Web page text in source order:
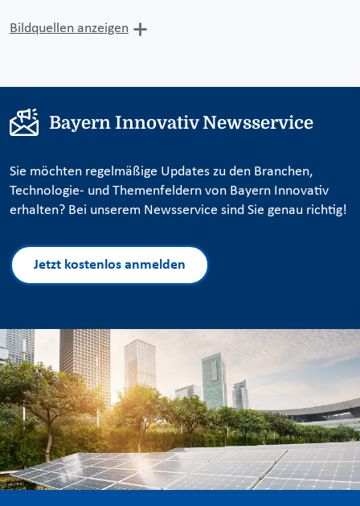
Bildquellen anzeigen
Bayern Innovativ Newsservice
Sie möchten regelmäßige Updates zu den Branchen,
Technologie- und Themenfeldern von Bayern Innovativ
erhalten? Bei unserem Newsservice sind Sie genau richtig!
Jetzt kostenlos anmelden